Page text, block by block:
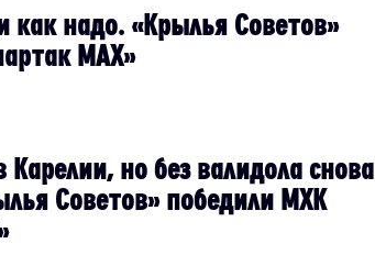
как надо. «Крылья Советов»
МАХ»
но без валидола снова
Советов» победили МХК